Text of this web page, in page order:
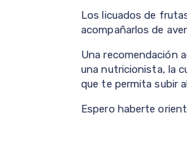
Los licuados de
acompañarlos de
Una recomendación
una nutricionista, la
que te permita subir
Espero haberte